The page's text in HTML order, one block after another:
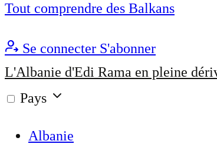
Tout comprendre des Balkans
Se connecter S'abonner
L'Albanie d'Edi Rama en pleine
Pays
Albanie